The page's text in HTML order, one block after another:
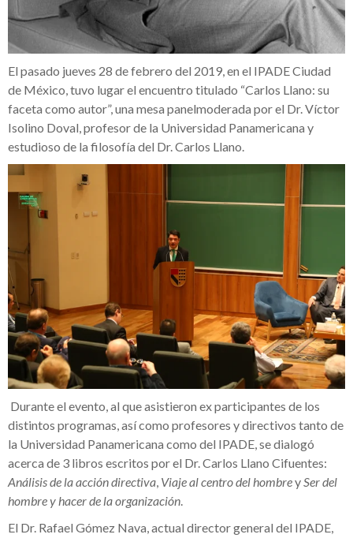
El pasado jueves 28 de febrero del 2019, en el IPADE Ciudad
de México, tuvo lugar el encuentro titulado “Carlos Llano: su
faceta como autor”, una mesa panelmoderada por el Dr. Víctor
Isolino Doval, profesor de la Universidad Panamericana y
estudioso de la filosofía del Dr. Carlos Llano.
Durante el evento, al que asistieron ex participantes de los
distintos programas, así como profesores y directivos tanto de
la Universidad Panamericana como del IPADE, se dialogó
acerca de 3 libros escritos por el Dr. Carlos Llano Cifuentes:
Análisis de la acción directiva, Viaje al centro del hombreySer del
hombre y hacer de la organización.
El Dr. Rafael Gómez Nava, actual director general del IPADE,